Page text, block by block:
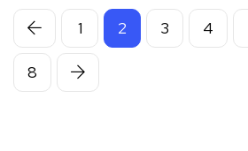
1 2 3 4
8